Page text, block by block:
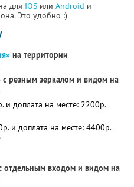
для IOS или Android и
Это удобно :)
на территории
резным зеркалом и видом на
и доплата на месте: 2200р.
и доплата на месте: 4400р.
отдельным входом и видом на